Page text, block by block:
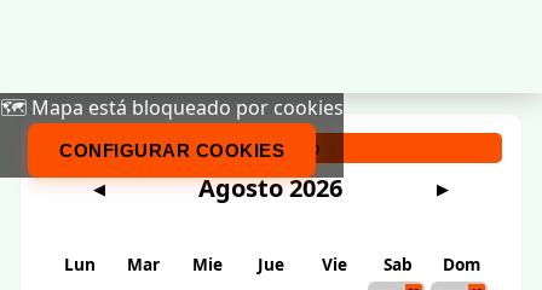
🗺️ Mapa está bloqueado por cookies
CONFIGURAR COOKIES
Calendario
◀ Agosto 2026 ▶
Lun Mar Mie Jue Vie Sab Dom